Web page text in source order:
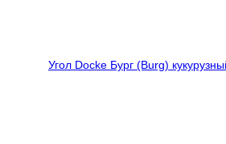
наличии